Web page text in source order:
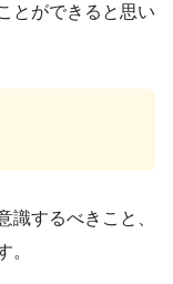
とができると思い
識するべきこと、
。